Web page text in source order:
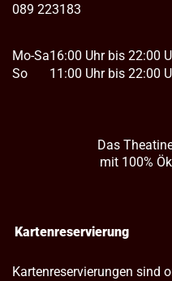
089 223183
Mo-Sa
So
16:00 Uhr bis 22:00
11:00 Uhr bis 22:00
Das
mit 100%
Kartenreservierung
Kartenreservierungen sind